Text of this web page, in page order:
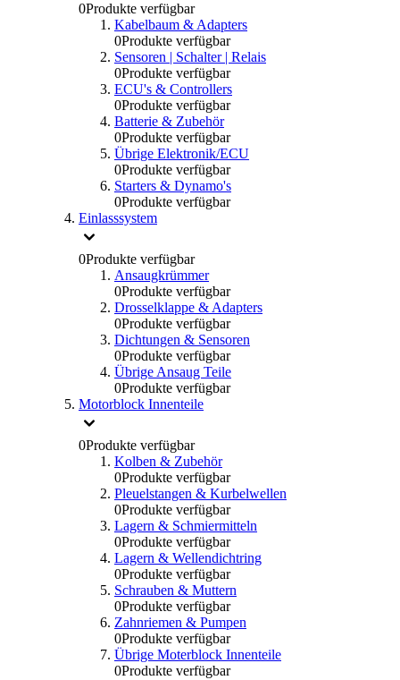
0Produkte verfügbar
Kabelbaum & Adapters
0Produkte verfügbar
Sensoren | Schalter | Relais
0Produkte verfügbar
ECU's & Controllers
0Produkte verfügbar
Batterie & Zubehör
0Produkte verfügbar
Übrige Elektronik/ECU
0Produkte verfügbar
Starters & Dynamo's
0Produkte verfügbar
Einlasssystem
0Produkte verfügbar
Ansaugkrümmer
0Produkte verfügbar
Drosselklappe & Adapters
0Produkte verfügbar
Dichtungen & Sensoren
0Produkte verfügbar
Übrige Ansaug Teile
0Produkte verfügbar
Motorblock Innenteile
0Produkte verfügbar
Kolben & Zubehör
0Produkte verfügbar
Pleuelstangen & Kurbelwellen
0Produkte verfügbar
Lagern & Schmiermitteln
0Produkte verfügbar
Lagern & Wellendichtring
0Produkte verfügbar
Schrauben & Muttern
0Produkte verfügbar
Zahnriemen & Pumpen
0Produkte verfügbar
Übrige Moterblock Innenteile
0Produkte verfügbar